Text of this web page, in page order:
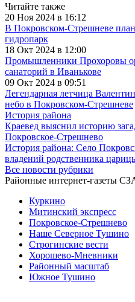
Читайте также
20 Ноя 2024 в 16:12
В Покровском-Стрешневе
гидропарк
18 Окт 2024 в 12:00
Промышленники Прохоровы
санаторий в Иванькове
09 Окт 2024 в 09:51
Легендарная летчица
небо в Покровском-Стрешневе
История района
Краевед выяснил историю
Покровское-Стрешнево
История района: Село
владений родственника
Все новости рубрики
Районные интернет-газеты
Куркино
Митинский экспресс
Покровское-Стрешнево
Наше Северное Тушино
Строгинские вести
Хорошево-Мневники
Районный масштаб
Южное Тушино